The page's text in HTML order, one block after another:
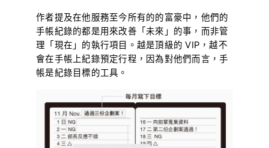
作者提及在他服務至今所有的的富豪中，他們的
手帳紀錄的都是用來改善「未來」的事，而非管
理「現在」的執行項目。越是頂級的 VIP，越不
會在手帳上紀錄預定行程，因為對他們而言，手
帳是紀錄目標的工具。